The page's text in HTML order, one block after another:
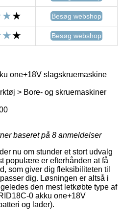
Besøg webshop
Besøg webshop
one+18V slagskruemaskine
> Bore- og skruemaskiner
baseret på 8 anmeldelser
nu om stunder et stort udvalg
populære er efterhånden at få
som giver dig fleksibiliteten til
dig. Løsningen er altså i
den mest letkøbte type af
0 akku one+18V
og lader).